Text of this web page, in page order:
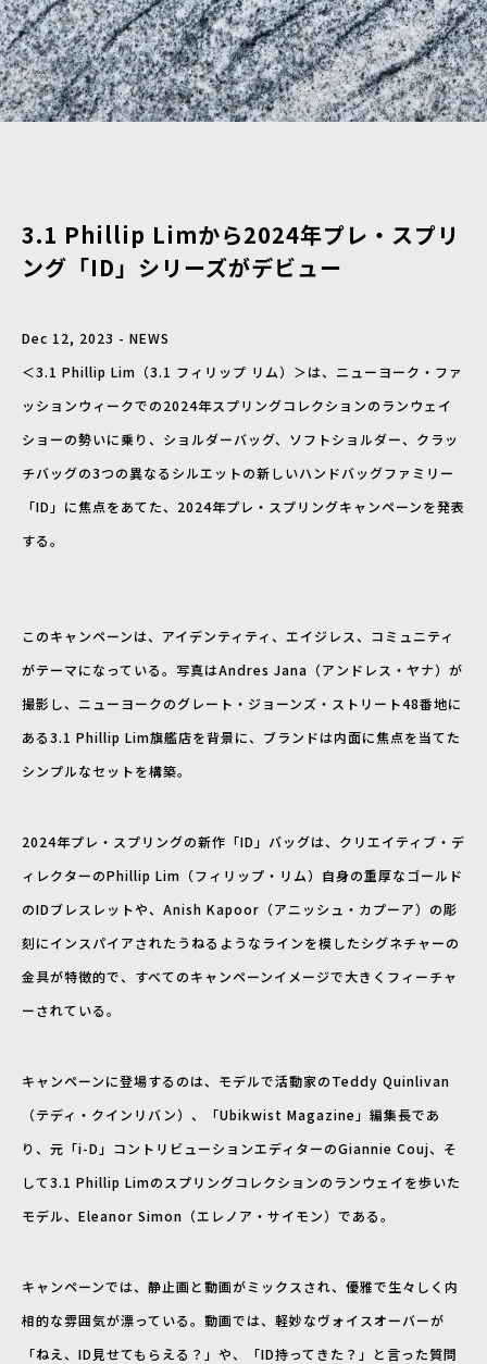
3.1 Phillip Limから2024年プレ・スプリ
ング「ID」シリーズがデビュー
Dec 12, 2023 - NEWS
＜3.1 Phillip Lim（3.1 フィリップ リム）＞は、ニューヨーク・ファ
ッションウィークでの2024年スプリングコレクションのランウェイ
ショーの勢いに乗り、ショルダーバッグ、ソフトショルダー、クラッ
チバッグの3つの異なるシルエットの新しいハンドバッグファミリー
「ID」に焦点をあてた、2024年プレ・スプリングキャンペーンを発表
する。
このキャンペーンは、アイデンティティ、エイジレス、コミュニティ
がテーマになっている。写真はAndres Jana（アンドレス・ヤナ）が
撮影し、ニューヨークのグレート・ジョーンズ・ストリート48番地に
ある3.1 Phillip Lim旗艦店を背景に、ブランドは内面に焦点を当てた
シンプルなセットを構築。
2024年プレ・スプリングの新作「ID」バッグは、クリエイティブ・デ
ィレクターのPhillip Lim（フィリップ・リム）自身の重厚なゴールド
のIDブレスレットや、Anish Kapoor（アニッシュ・カプーア）の彫
刻にインスパイアされたうねるようなラインを模したシグネチャーの
金具が特徴的で、すべてのキャンペーンイメージで大きくフィーチャ
ーされている。
キャンペーンに登場するのは、モデルで活動家のTeddy Quinlivan
（テディ・クインリバン）、「Ubikwist Magazine」編集長であ
り、元「i-D」コントリビューションエディターのGiannie Couj、そ
して3.1 Phillip Limのスプリングコレクションのランウェイを歩いた
モデル、Eleanor Simon（エレノア・サイモン）である。
キャンペーンでは、静止画と動画がミックスされ、優雅で生々しく内
相的な雰囲気が漂っている。動画では、軽妙なヴォイスオーバーが
「ねえ、ID見せてもらえる？」や、「ID持ってきた？」と言った質問